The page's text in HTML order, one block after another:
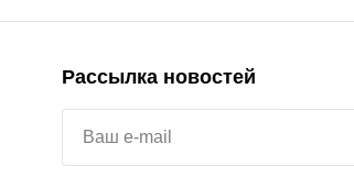
Рассылка новостей